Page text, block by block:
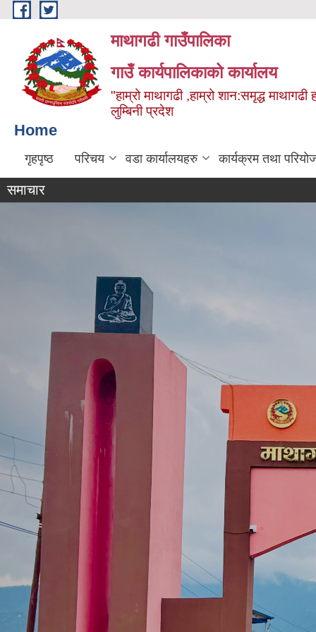
Skip to main content
माथागढी गाउँपालिका
गाउँ कार्यपालिकाको कार्यालय
"हाम्रो माथागढी ,हाम्रो शान:समृद्ध माथागढी
लुम्बिनी प्रदेश
Home
गृहपृष्ठ परिचय वडा कार्यालयहरु कार्यक्रम तथा
समाचार
बाँसटारी झडेवा दुम्कीबाँस सडक अन्तर्गत
सराईमा कालोपत्र सम्पन्न भएको सडक
माथागढी -४, झडेवा स्थित गाउँपालिका भवन र
परिवेश
वडा नं. ८ बहादुरपुरमा निर्माणाधीन अवस्थामा